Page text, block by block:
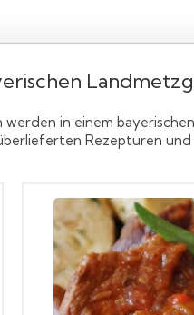
in einem
Rezepturen